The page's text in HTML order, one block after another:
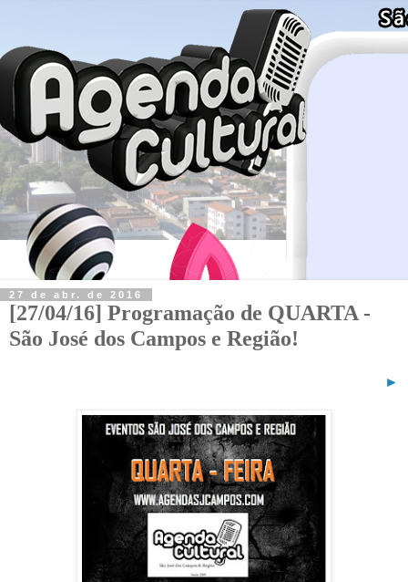
27 de abr. de 2016
[27/04/16] Programação de QUARTA -
São José dos Campos e Região!
►